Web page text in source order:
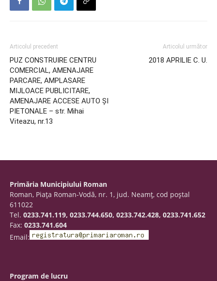
Articolul precedent
PUZ CONSTRUIRE CENTRU
COMERCIAL, AMENAJARE
PARCARE, AMPLASARE
MIJLOACE PUBLICITARE,
AMENAJARE ACCESE AUTO ȘI
PIETONALE – str. Mihai
Viteazu, nr.13
Articolul următor
2018 APRILIE C. U.
Primăria Municipiului Roman
Roman, Piaţa Roman-Vodă, nr. 1, jud. Neamţ, cod poştal
611022
Tel. 0233.741.119, 0233.744.650, 0233.742.428, 0233.741.652
Fax: 0233.741.604
Email:
Program de lucru